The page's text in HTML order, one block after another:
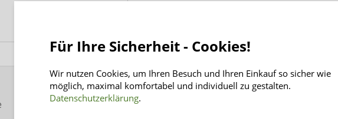
Informationen
Für Ihre Sicherheit - Cookies!
Wir nutzen Cookies, um Ihren Besuch und Ihren Einkauf so sicher wie
möglich, maximal komfortabel und individuell zu gestalten.
Datenschutzerklärung.